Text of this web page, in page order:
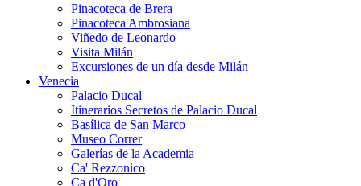
Pinacoteca de Brera
Pinacoteca Ambrosiana
Viñedo de Leonardo
Visita Milán
Excursiones de un día desde Milán
Venecia
Palacio Ducal
Itinerarios Secretos de Palacio Ducal
Basílica de San Marco
Museo Correr
Galerías de la Academia
Ca' Rezzonico
Ca d'Oro